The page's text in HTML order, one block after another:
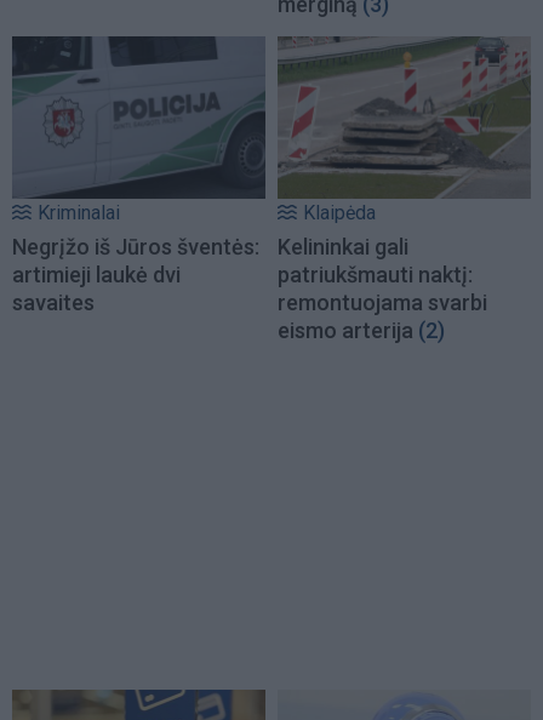
Kriminalai
Negrįžo iš Jūros šventės:
artimieji laukė dvi
savaites
Klaipėda
Kelininkai gali
patriukšmauti naktį:
remontuojama svarbi
eismo arterija (2)